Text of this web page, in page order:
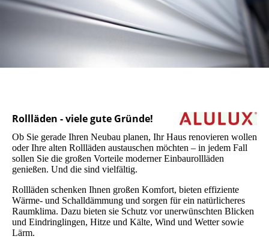
Rollläden - viele gute Gründe!
Ob Sie gerade Ihren Neubau planen, Ihr Haus renovieren wollen
oder Ihre alten Rollläden austauschen möchten – in jedem Fall
sollen Sie die großen Vorteile moderner Einbaurollläden
genießen. Und die sind vielfältig.
Rollläden schenken Ihnen großen Komfort, bieten effiziente
Wärme- und Schalldämmung und sorgen für ein natürlicheres
Raumklima. Dazu bieten sie Schutz vor unerwünschten Blicken
und Eindringlingen, Hitze und Kälte, Wind und Wetter sowie
Lärm.